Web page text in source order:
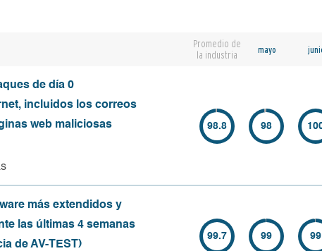
Promedio de
la industria
mayo
de día 0
incluidos los correos
web maliciosas
98.8 98
más extendidos y
las últimas 4 semanas
de AV-TEST)
99.7 99 99